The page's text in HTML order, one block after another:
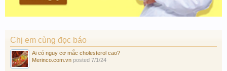
Chị em cùng đọc báo
Ai có nguy cơ mắc cholesterol cao?
Merinco.com.vn posted 7/1/24